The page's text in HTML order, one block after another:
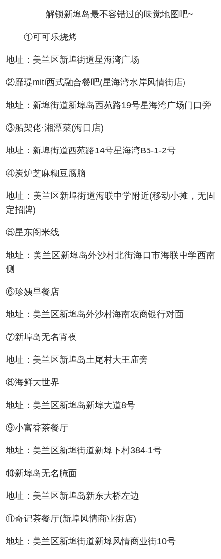
解锁新埠岛最不容错过的味觉地图吧~
①可可乐烧烤
地址：美兰区新埠街道星海湾广场
②靡瑅miti西式融合餐吧(星海湾水岸风情街店)
地址：新埠街道新埠岛西苑路19号星海湾广场门口旁
③船架佬·湘潭菜(海口店)
地址：新埠街道西苑路14号星海湾B5-1-2号
④炭炉芝麻糊豆腐脑
地址：美兰区新埠街道海联中学附近(移动小摊，无固
定招牌)
⑤星东阁米线
地址：美兰区新埠岛外沙村北街海口市海联中学西南
侧
⑥珍姨早餐店
地址：美兰区新埠岛外沙村海南农商银行对面
⑦新埠岛无名宵夜
地址：美兰区新埠岛土尾村大王庙旁
⑧海鲜大世界
地址：美兰区新埠岛新埠大道8号
⑨小富香茶餐厅
地址：美兰区新埠街道新埠下村384-1号
⑩新埠岛无名腌面
地址：美兰区新埠岛新东大桥左边
⑪奇记茶餐厅(新埠风情商业街店)
地址：美兰区新埠街道新埠风情商业街10号